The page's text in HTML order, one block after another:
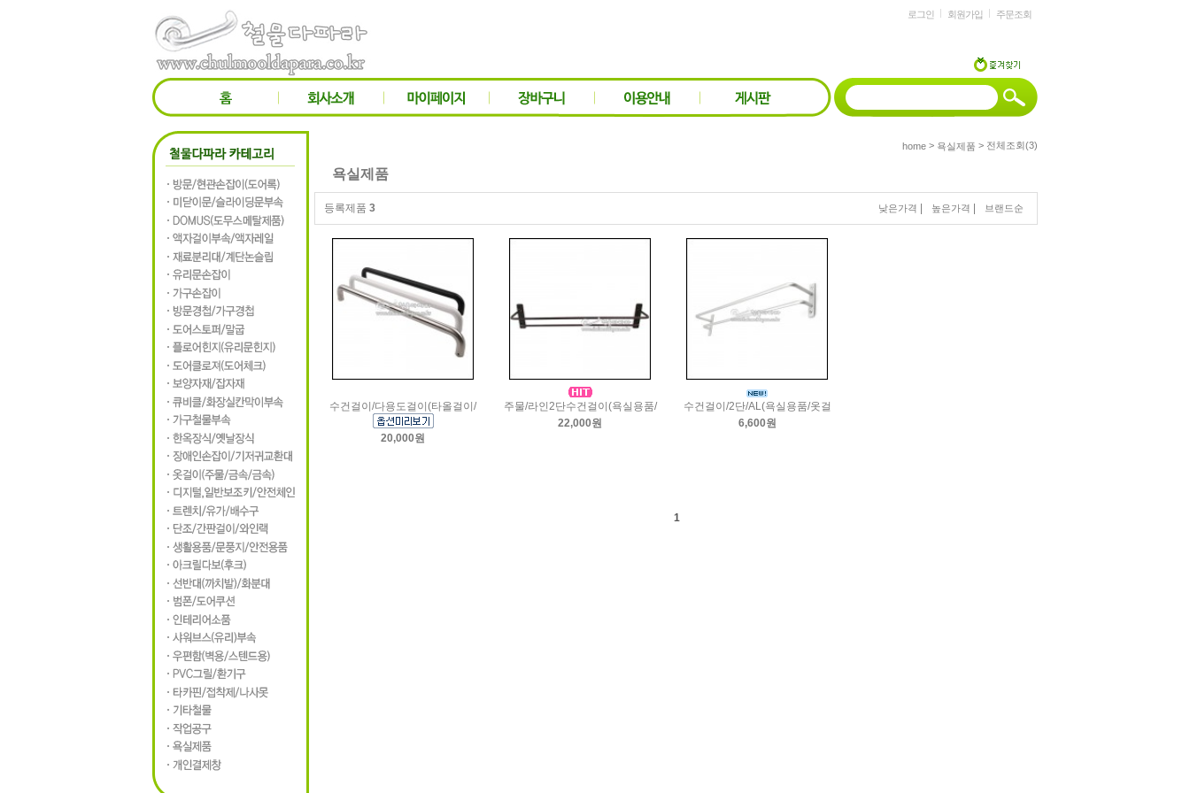
로그인 회원가입 주문조회
home > 욕실제품 > 전체조회(3)
욕실제품
등록제품 3 낮은가격 | 높은가격 | 브랜드순
수건걸이/다용도걸이(타올걸이/
20,000원
주물/라인2단수건걸이(욕실용품/
22,000원
수건걸이/2단/AL(욕실용품/옷걸
6,600원
1